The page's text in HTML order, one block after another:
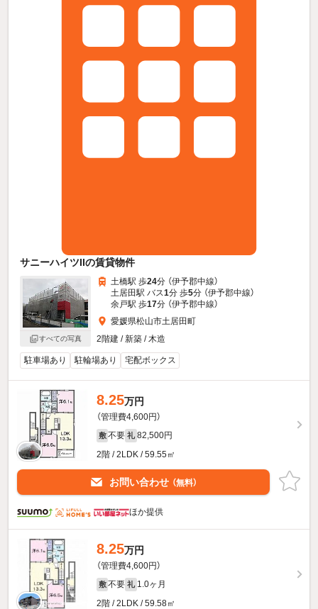
サニーハイツIIの賃貸物件
すべての写真
土橋駅 歩24分 （伊予郡中線）
土居田駅 バス1分 歩5分 （伊予郡中線）
余戸駅 歩17分 （伊予郡中線）
愛媛県松山市土居田町
2階建 / 新築 / 木造
駐車場あり 駐輪場あり 宅配ボックス
8.25万円
（管理費4,600円）
敷 不要 礼 82,500円
2階 / 2LDK / 59.55㎡
お問い合わせ （無料）
ほか提供
8.25万円
（管理費4,600円）
敷 不要 礼 1.0ヶ月
2階 / 2LDK / 59.58㎡